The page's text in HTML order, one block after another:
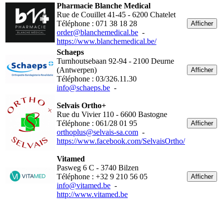
Pharmacie Blanche Medical
Rue de Couillet 41-45 - 6200 Chatelet
Téléphone : 071 38 18 28
order@blanchemedical.be -
https://www.blanchemedical.be/
Afficher
Schaeps
Turnhoutsebaan 92-94 - 2100 Deurne
(Antwerpen)
Téléphone : 03/326.11.30
info@schaeps.be -
Afficher
Selvais Ortho+
Rue du Vivier 110 - 6600 Bastogne
Téléphone : 061/28 01 95
orthoplus@selvais-sa.com -
https://www.facebook.com/SelvaisOrtho/
Afficher
Vitamed
Pasweg 6 C - 3740 Bilzen
Téléphone : +32 9 210 56 05
info@vitamed.be -
http://www.vitamed.be
Afficher